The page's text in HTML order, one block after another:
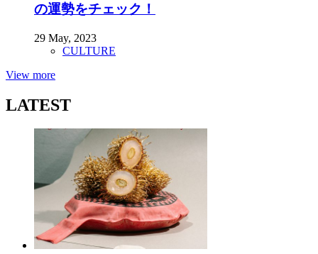
の運勢をチェック！
29 May, 2023
CULTURE
View more
LATEST